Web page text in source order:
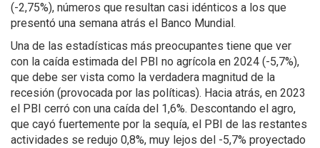
(-2,75%), números que resultan casi idénticos a los que
presentó una semana atrás el Banco Mundial.
Una de las estadísticas más preocupantes tiene que ver
con la caída estimada del PBI no agrícola en 2024 (-5,7%),
que debe ser vista como la verdadera magnitud de la
recesión (provocada por las políticas). Hacia atrás, en 2023
el PBI cerró con una caída del 1,6%. Descontando el agro,
que cayó fuertemente por la sequía, el PBI de las restantes
actividades se redujo 0,8%, muy lejos del -5,7% proyectado